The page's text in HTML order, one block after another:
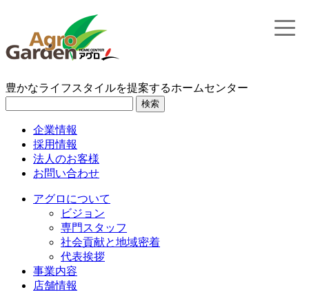
豊かなライフスタイルを提案するホームセンター
検索
企業情報
採用情報
法人のお客様
お問い合わせ
アグロについて
ビジョン
専門スタッフ
社会貢献と地域密着
代表挨拶
事業内容
店舗情報
toggle